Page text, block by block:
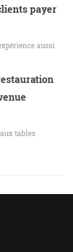
payer
aussi
tables